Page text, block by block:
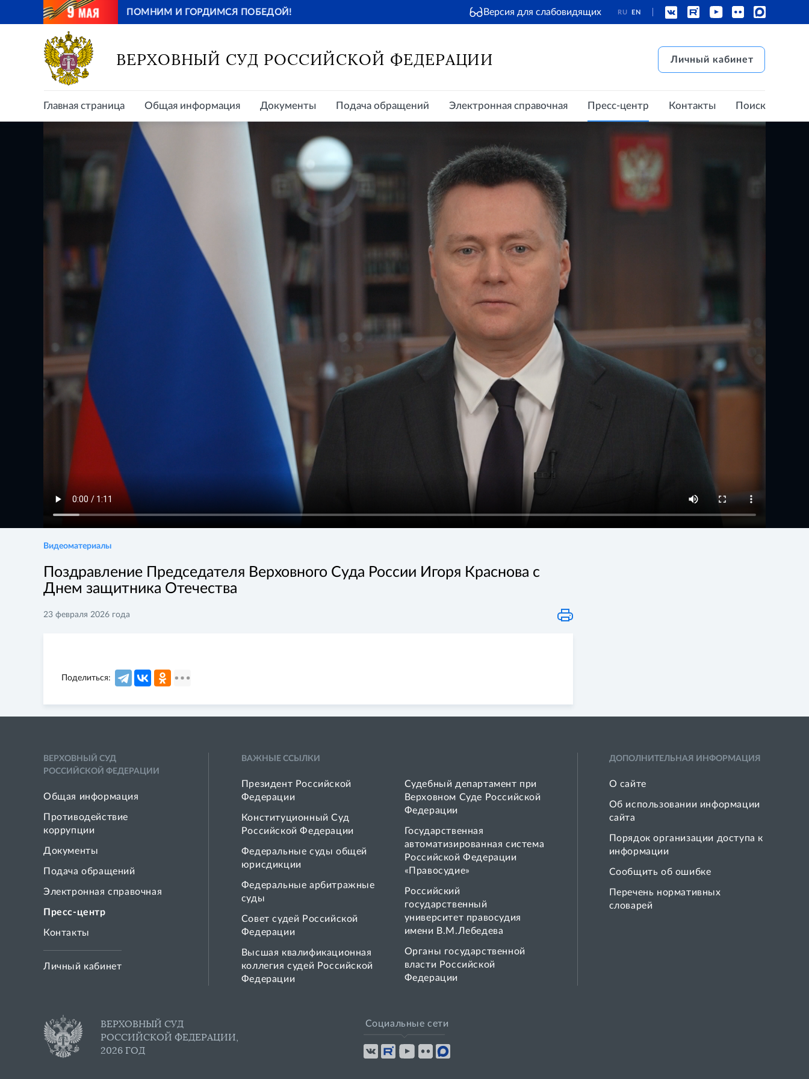
ПОМНИМ И ГОРДИМСЯ ПОБЕДОЙ! Версия для слабовидящих RU EN
Главная страница
ВЕРХОВНЫЙ СУД РОССИЙСКОЙ ФЕДЕРАЦИИ Личный кабинет
Главная страница Общая информация Документы Подача обращений Электронная справочная Пресс-центр Контакты Поиск
Видеоматериалы
Поздравление Председателя Верховного Суда России Игоря Краснова с
Днем защитника Отечества
23 февраля 2026 года
Поделиться:
ВЕРХОВНЫЙ СУД
РОССИЙСКОЙ ФЕДЕРАЦИИ
Общая информация
Противодействие
коррупции
Документы
Подача обращений
Электронная справочная
Пресс-центр
Контакты
Личный кабинет
ВАЖНЫЕ ССЫЛКИ
Президент Российской
Федерации
Конституционный Суд
Российской Федерации
Федеральные суды общей
юрисдикции
Федеральные арбитражные
суды
Совет cудей Российской
Федерации
Высшая квалификационная
коллегия судей Российской
Федерации
Судебный департамент при
Верховном Суде Российской
Федерации
Государственная
автоматизированная система
Российской Федерации
«Правосудие»
Pоссийский
государственный
университет правосудия
имени В.М.Лебедева
Органы государственной
власти Российской
Федерации
ДОПОЛНИТЕЛЬНАЯ ИНФОРМАЦИЯ
О сайте
Об использовании информации
сайта
Порядок организации доступа к
информации
Сообщить об ошибке
Перечень нормативных
словарей
ВЕРХОВНЫЙ СУД
РОССИЙСКОЙ ФЕДЕРАЦИИ,
2026 ГОД
Социальные сети